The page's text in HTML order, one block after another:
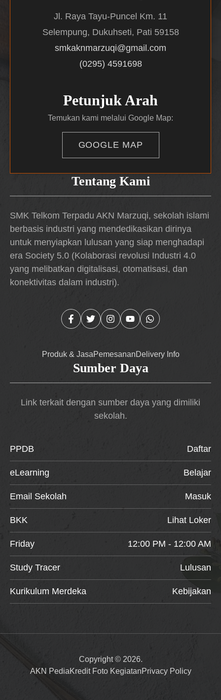
Tentang Kami
SMK Telkom Terpadu AKN Marzuqi, sekolah islami
berbasis industri yang mendedikasikan dirinya
untuk menyiapkan lulusan yang siap menghadapi
era Society 5.0 (Kolaborasi revolusi Industri 4.0
yang melibatkan digitalisasi, otomatisasi, dan
konektivitas dalam industri).
Produk & JasaPemesananDelivery Info
Jl. Raya Tayu-Puncel Km. 11
Selempung, Dukuhseti, Pati 59158
smkaknmarzuqi@gmail.com
(0295) 4591698
Petunjuk Arah
Temukan kami melalui Google Map:
GOOGLE MAP
Sumber Daya
Link terkait dengan sumber daya yang dimiliki
sekolah.
PPDB Daftar
eLearning Belajar
Email Sekolah Masuk
BKK Lihat Loker
Friday 12:00 PM - 12:00 AM
Study Tracer Lulusan
Kurikulum Merdeka Kebijakan
Copyright © 2026.
AKN PediaKredit Foto KegiatanPrivacy Policy